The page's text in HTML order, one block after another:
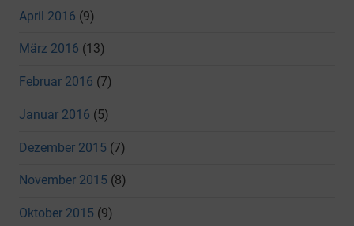
April 2016 (9)
März 2016 (13)
Februar 2016 (7)
Januar 2016 (5)
Dezember 2015 (7)
November 2015 (8)
Oktober 2015 (9)